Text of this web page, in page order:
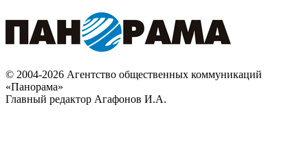
© 2004-2026 Агентство общественных коммуникаций
«Панорама»
Главный редактор Агафонов И.А.